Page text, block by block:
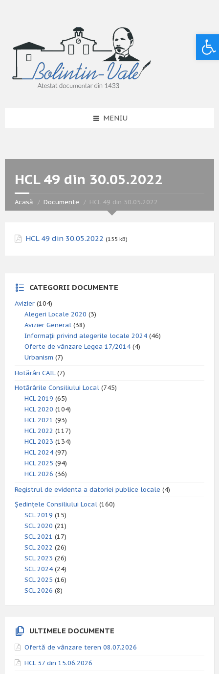
MENIU
HCL 49 din 30.05.2022
Acasă Documente HCL 49 din 30.05.2022
HCL 49 din 30.05.2022 (155 kB)
CATEGORII DOCUMENTE
Avizier (104)
Alegeri Locale 2020 (3)
Avizier General (38)
Informații privind alegerile locale 2024 (46)
Oferte de vânzare Legea 17/2014 (4)
Urbanism (7)
Hotărâri CAIL(7)
Hotărârile Consiliului Local (745)
HCL 2019 (65)
HCL 2020 (104)
HCL 2021 (93)
HCL 2022 (117)
HCL 2023 (134)
HCL 2024 (97)
HCL 2025 (94)
HCL 2026 (36)
Registrul de evidenta a datoriei publice locale (4)
Ședințele Consiliului Local (160)
SCL 2019 (15)
SCL 2020 (21)
SCL 2021 (17)
SCL 2022 (26)
SCL 2023 (26)
SCL 2024 (24)
SCL 2025 (16)
SCL 2026 (8)
ULTIMELE DOCUMENTE
Ofertă de vânzare teren 08.07.2026
HCL 37 din 15.06.2026
Deschide bara de unelte